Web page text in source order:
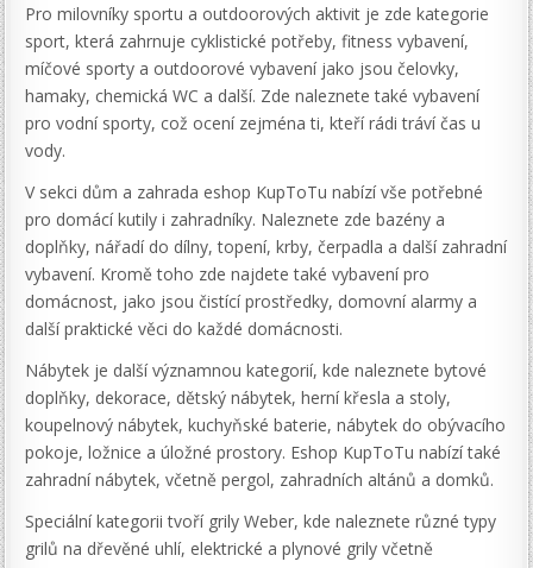
Pro milovníky sportu a outdoorových aktivit je zde kategorie
sport, která zahrnuje cyklistické potřeby, fitness vybavení,
míčové sporty a outdoorové vybavení jako jsou čelovky,
hamaky, chemická WC a další. Zde naleznete také vybavení
pro vodní sporty, což ocení zejména ti, kteří rádi tráví čas u
vody.
V sekci dům a zahrada eshop KupToTu nabízí vše potřebné
pro domácí kutily i zahradníky. Naleznete zde bazény a
doplňky, nářadí do dílny, topení, krby, čerpadla a další zahradní
vybavení. Kromě toho zde najdete také vybavení pro
domácnost, jako jsou čistící prostředky, domovní alarmy a
další praktické věci do každé domácnosti.
Nábytek je další významnou kategorií, kde naleznete bytové
doplňky, dekorace, dětský nábytek, herní křesla a stoly,
koupelnový nábytek, kuchyňské baterie, nábytek do obývacího
pokoje, ložnice a úložné prostory. Eshop KupToTu nabízí také
zahradní nábytek, včetně pergol, zahradních altánů a domků.
Speciální kategorii tvoří grily Weber, kde naleznete různé typy
grilů na dřevěné uhlí, elektrické a plynové grily včetně